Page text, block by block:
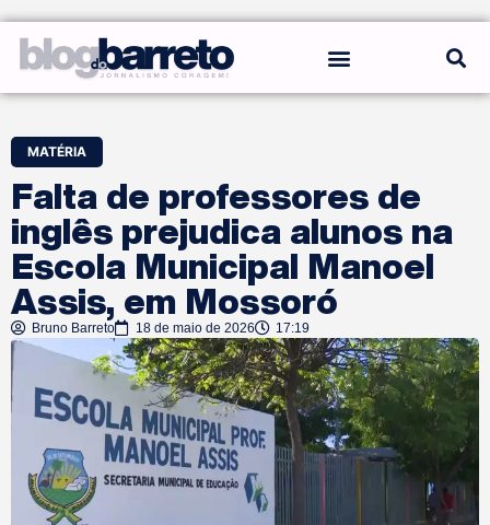
MATÉRIA
Falta de professores de
inglês prejudica alunos na
Escola Municipal Manoel
Assis, em Mossoró
Bruno Barreto 18 de maio de 2026 17:19